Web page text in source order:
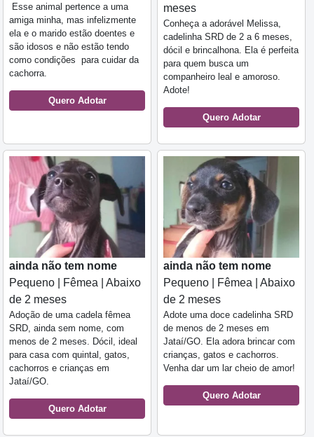
Esse animal pertence a uma
amiga minha, mas infelizmente
ela e o marido estão doentes e
são idosos e não estão tendo
como condições para cuidar da
cachorra.
Quero Adotar
meses
Conheça a adorável Melissa,
cadelinha SRD de 2 a 6 meses,
dócil e brincalhona. Ela é perfeita
para quem busca um
companheiro leal e amoroso.
Adote!
Quero Adotar
ainda não tem nome
Pequeno | Fêmea | Abaixo
de 2 meses
Adoção de uma cadela fêmea
SRD, ainda sem nome, com
menos de 2 meses. Dócil, ideal
para casa com quintal, gatos,
cachorros e crianças em
Jataí/GO.
Quero Adotar
ainda não tem nome
Pequeno | Fêmea | Abaixo
de 2 meses
Adote uma doce cadelinha SRD
de menos de 2 meses em
Jataí/GO. Ela adora brincar com
crianças, gatos e cachorros.
Venha dar um lar cheio de amor!
Quero Adotar